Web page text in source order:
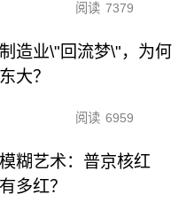
阅读 7379
造业\"回流梦\"，为何
大？
阅读 6959
糊艺术：普京核红
多红？